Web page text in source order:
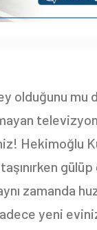
olduğunu
Hekimoğlu
zamanda
yeni